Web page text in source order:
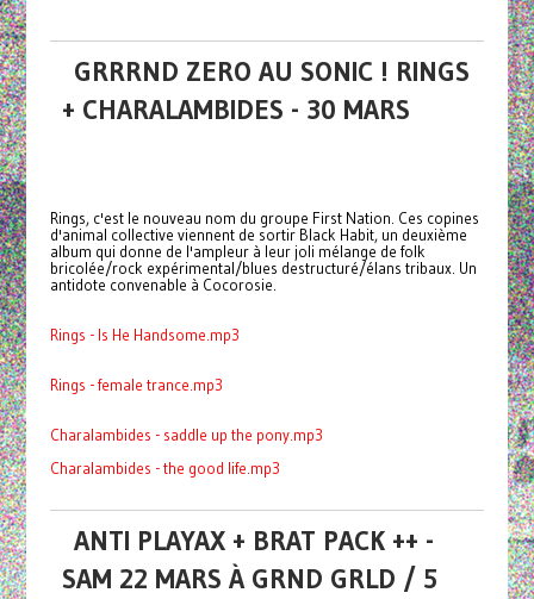
GRRRND ZERO AU SONIC ! RINGS
+ CHARALAMBIDES - 30 MARS
Rings, c'est le nouveau nom du groupe First Nation. Ces copines
d'animal collective viennent de sortir Black Habit, un deuxième
album qui donne de l'ampleur à leur joli mélange de folk
bricolée/rock expérimental/blues destructuré/élans tribaux. Un
antidote convenable à Cocorosie.
Rings - Is He Handsome.mp3
Rings - female trance.mp3
Charalambides - saddle up the pony.mp3
Charalambides - the good life.mp3
ANTI PLAYAX + BRAT PACK ++ -
SAM 22 MARS À GRND GRLD / 5